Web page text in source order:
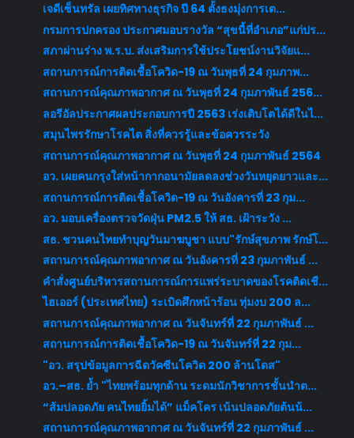
เจดีเซ็นทรัล เผยทิศทางธุรกิจ ปี 64 ตั้งธงมุ่งการเต...
กรมการปกครอง ประกาศมอบรางวัล “สุขนี้ที่อำเภอ”แก่ปร...
สภาผ่านร่าง พ.ร.บ. ส่งเสริมการใช้ประโยชน์งานวิจัยแ...
สถานการณ์การติดเชื้อโควิด-19 ณ วันพุธที่ 24 กุมภาพ...
สถานการณ์คุณภาพอากาศ ณ วันพุธที่ 24 กุมภาพันธ์ 256...
ลอรีอัลประกาศผลประกอบการปี 2563 เร่งเติบโตได้ดีในไ...
สมุนไพรรักษาโรคไต สิ่งที่ควรรู้และข้อควรระวัง
สถานการณ์คุณภาพอากาศ ณ วันพุธที่ 24 กุมภาพันธ์ 2564
อว. เผยคนกรุงใส่หน้ากากอนามัยลดลงช่วงวันหยุดยาวและ...
สถานการณ์การติดเชื้อโควิด-19 ณ วันอังคารที่ 23 กุม...
อว. มอบเครื่องตรวจวัดฝุ่น PM2.5 ให้ สธ. เฝ้าระวัง ...
สธ. ชวนคนไทยทำบุญวันมาฆบูชา แบบ"รักษ์สุขภาพ รักษ์โ...
สถานการณ์คุณภาพอากาศ ณ วันอังคารที่ 23 กุมภาพันธ์ ...
คำสั่งศูนย์บริหารสถานการณ์การแพร่ระบาดของโรคติดเชื...
ไฮเออร์ (ประเทศไทย) ระเบิดศึกหน้าร้อน ทุ่มงบ 200 ล...
สถานการณ์คุณภาพอากาศ ณ วันจันทร์ที่ 22 กุมภาพันธ์ ...
สถานการณ์การติดเชื้อโควิด-19 ณ วันจันทร์ที่ 22 กุม...
"อว. สรุปข้อมูลการฉีดวัคซีนโควิด 200 ล้านโดส"
อว.–สธ. ย้ำ "ไทยพร้อมทุกด้าน ระดมนักวิชาการชั้นนำต...
“ส้มปลอดภัย คนไทยยิ้มได้” แม็คโคร เน้นปลอดภัยต้นน้...
สถานการณ์คุณภาพอากาศ ณ วันจันทร์ที่ 22 กุมภาพันธ์ ...